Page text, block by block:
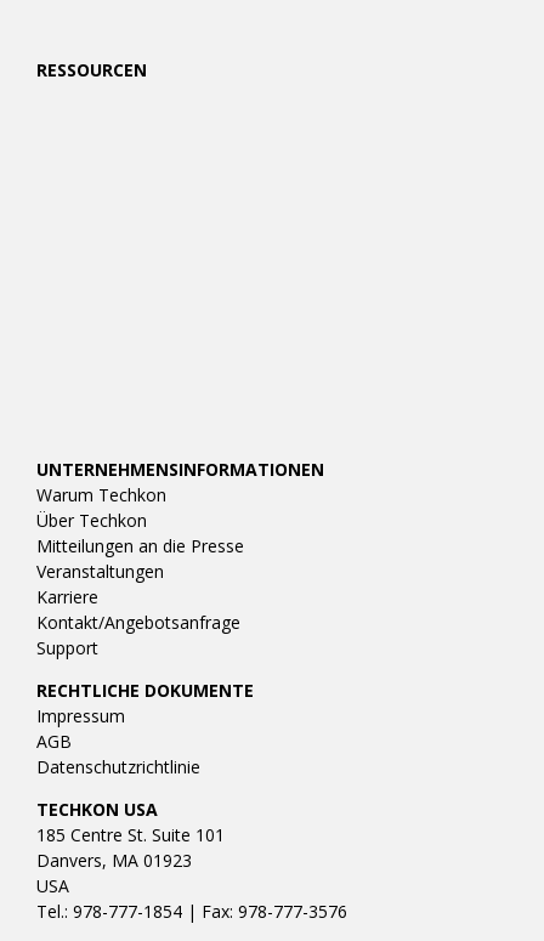
RESSOURCEN
UNTERNEHMENSINFORMATIONEN
Warum Techkon
Über Techkon
Mitteilungen an die Presse
Veranstaltungen
Karriere
Kontakt/Angebotsanfrage
Support
RECHTLICHE DOKUMENTE
Impressum
AGB
Datenschutzrichtlinie
TECHKON USA
185 Centre St. Suite 101
Danvers, MA 01923
USA
Tel.: 978-777-1854 | Fax: 978-777-3576